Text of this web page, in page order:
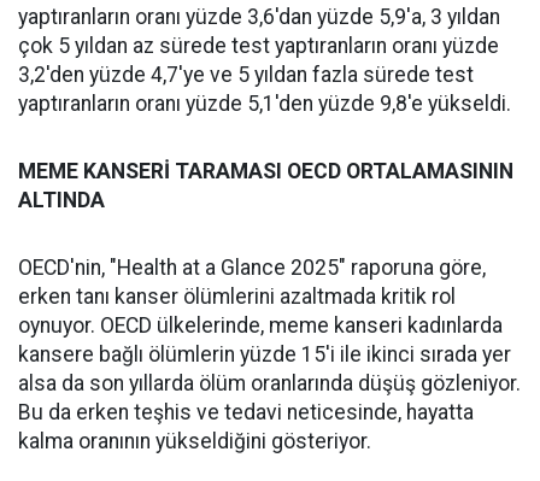
yaptıranların oranı yüzde 3,6'dan yüzde 5,9'a, 3 yıldan
çok 5 yıldan az sürede test yaptıranların oranı yüzde
3,2'den yüzde 4,7'ye ve 5 yıldan fazla sürede test
yaptıranların oranı yüzde 5,1'den yüzde 9,8'e yükseldi.
MEME KANSERİ TARAMASI OECD ORTALAMASININ
ALTINDA
OECD'nin, "Health at a Glance 2025" raporuna göre,
erken tanı kanser ölümlerini azaltmada kritik rol
oynuyor. OECD ülkelerinde, meme kanseri kadınlarda
kansere bağlı ölümlerin yüzde 15'i ile ikinci sırada yer
alsa da son yıllarda ölüm oranlarında düşüş gözleniyor.
Bu da erken teşhis ve tedavi neticesinde, hayatta
kalma oranının yükseldiğini gösteriyor.